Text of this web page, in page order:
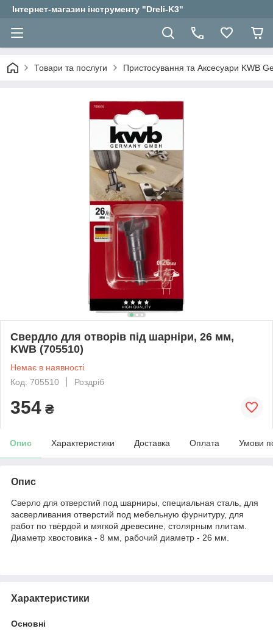
Інтернет-магазин інструменту "Dreli-K3"
Товари та послуги Пристосування та Аксесуари KWB
Свердло для отворів під шарніри, 26 мм,
KWB (705510)
Немає в наявності
Код: 705510
Роздріб
354 ₴
Опис Характеристики Доставка Оплата Умови
Опис
Сверло для отверстий под шарниры, специальная сталь, для
засверливания отверстий под мебельную фурнитуру, для
работ по твёрдой и мягкой древесине, столярным плитам.
Диаметр хвостовика - 8 мм, рабочий диаметр - 26 мм.
Характеристики
Основні